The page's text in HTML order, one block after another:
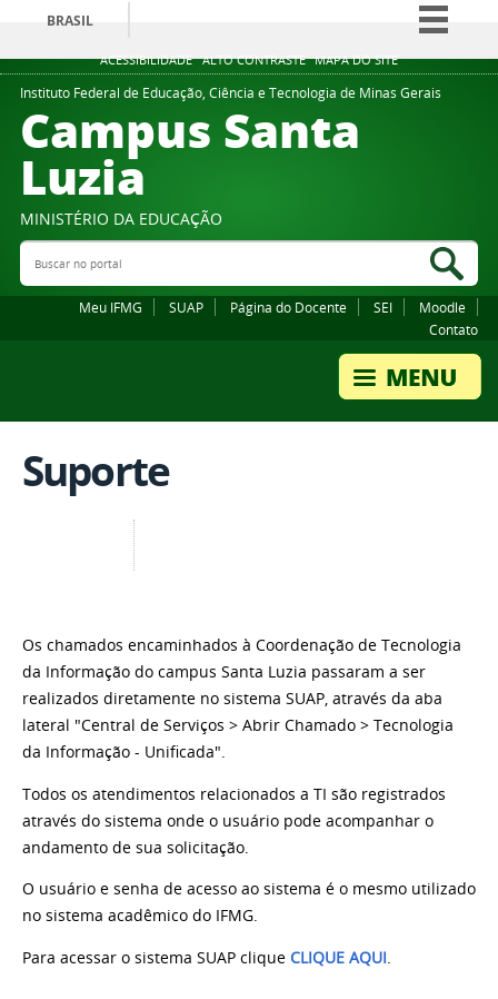
ACESSIBILIDADE ALTO CONTRASTE MAPA DO SITE
BRASIL
Simplifique!
Comunica BR
Participe
Instituto Federal de Educação, Ciência e Tecnologia de Minas Gerais
Campus Santa
Luzia
MINISTÉRIO DA EDUCAÇÃO
Buscar no portal
Meu IFMG SUAP Página do Docente SEI
Moodle
Contato
Suporte
Os chamados encaminhados à Coordenação de Tecnologia
da Informação do campus Santa Luzia passaram a ser
realizados diretamente no sistema SUAP, através da aba
lateral "Central de Serviços > Abrir Chamado > Tecnologia
da Informação - Unificada".
Todos os atendimentos relacionados a TI são registrados
através do sistema onde o usuário pode acompanhar o
andamento de sua solicitação.
O usuário e senha de acesso ao sistema é o mesmo utilizado
no sistema acadêmico do IFMG.
Para acessar o sistema SUAP clique CLIQUE AQUI.